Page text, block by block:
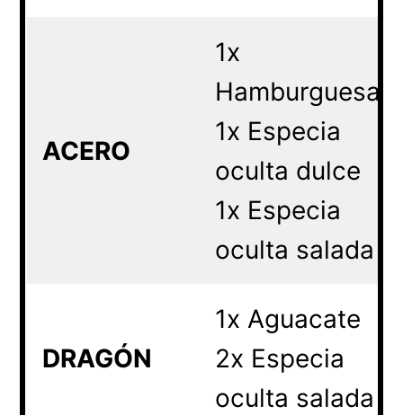
ACERO
1x
Hamburguesa
1x Especia
oculta dulce
1x Especia
oculta salada
DRAGÓN
1x Aguacate
2x Especia
oculta salada